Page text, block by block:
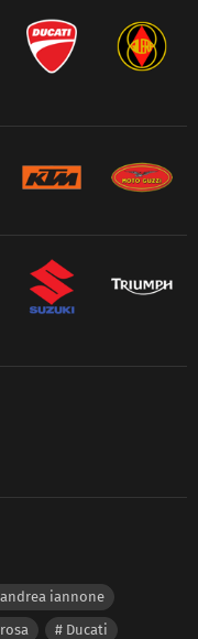
andrea iannone
Ducati